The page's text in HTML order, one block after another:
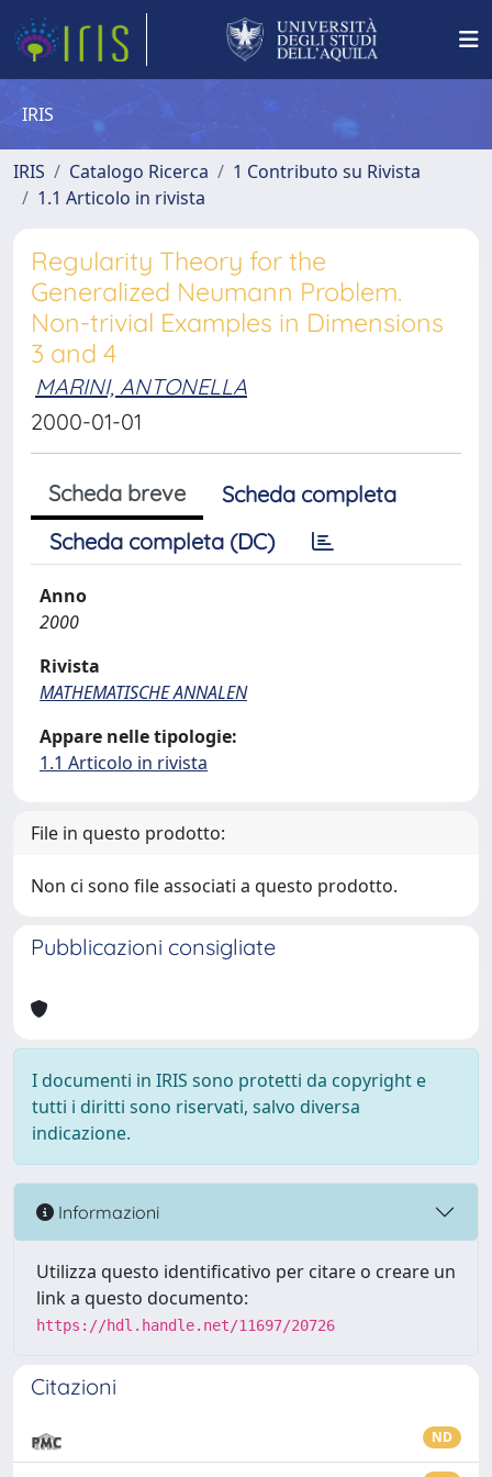
IRIS
IRIS Catalogo Ricerca
1 Contributo su Rivista
1.1 Articolo in rivista
Regularity Theory for the
Generalized Neumann Problem.
Non-trivial Examples in Dimensions
3 and 4
MARINI, ANTONELLA
2000-01-01
Scheda breve
Scheda completa
Scheda completa (DC)
Anno
2000
Rivista
MATHEMATISCHE ANNALEN
Appare nelle tipologie:
1.1 Articolo in rivista
File in questo prodotto:
Non ci sono file associati a questo prodotto.
Pubblicazioni consigliate
I documenti in IRIS sono protetti da copyright e
tutti i diritti sono riservati, salvo diversa
indicazione.
Informazioni
Utilizza questo identificativo per citare o creare un
link a questo documento:
https://hdl.handle.net/11697/20726
Citazioni
ND